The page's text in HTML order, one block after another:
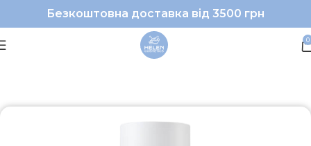
Безкоштовна доставка від 3500 грн
0
Тонізування